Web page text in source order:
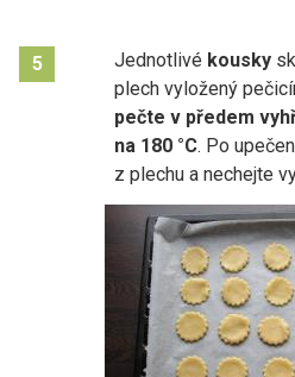
5 Jednotlivé kousky
plech vyložený
pečte v předem
na 180 °C. Po
z plechu a nechejte